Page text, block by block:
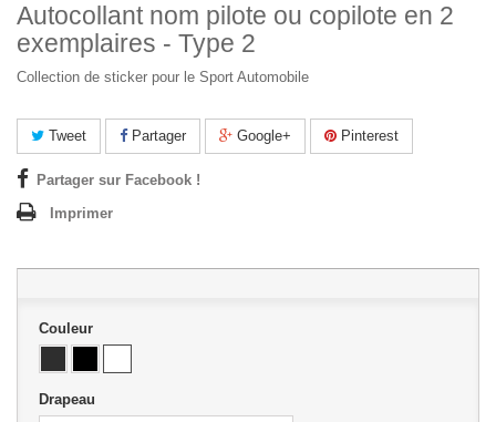
Autocollant nom pilote ou copilote en 2
exemplaires - Type 2
Collection de sticker pour le Sport Automobile
Tweet Partager Google+ Pinterest
Partager sur Facebook !
Imprimer
Couleur
Drapeau